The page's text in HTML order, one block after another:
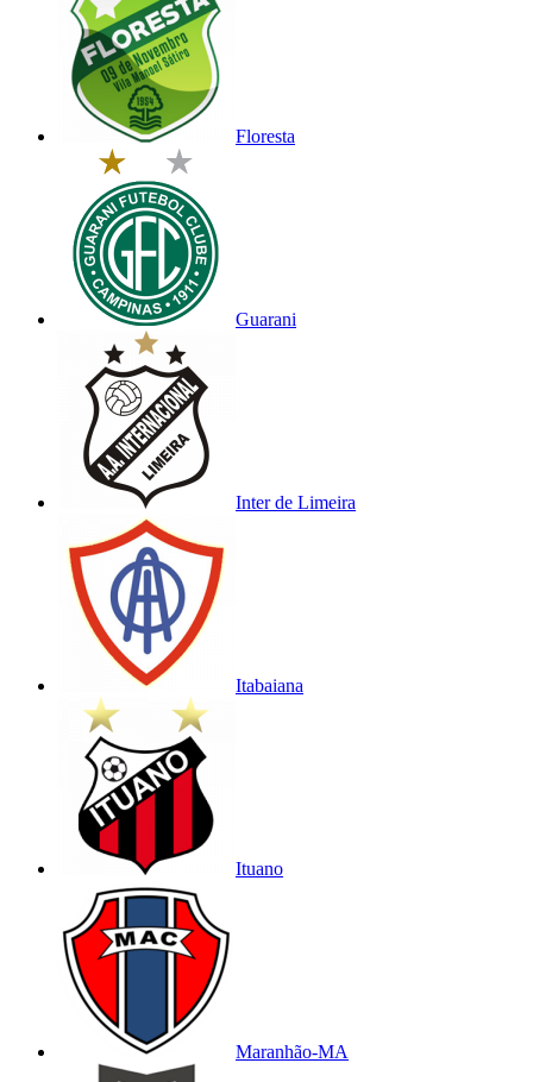
Floresta
Guarani
Inter de Limeira
Itabaiana
Ituano
Maranhão-MA